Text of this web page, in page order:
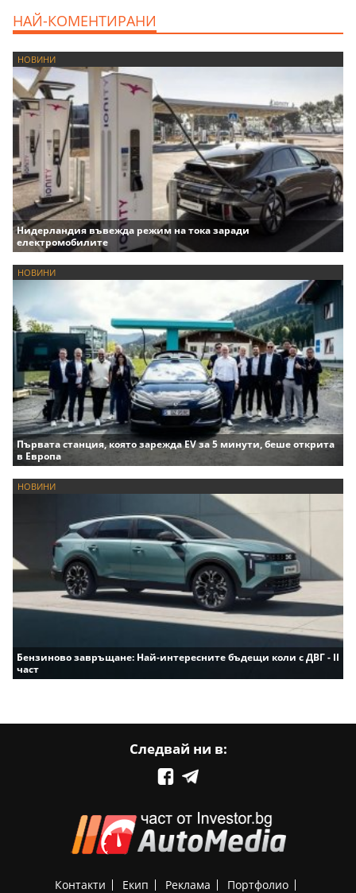
НАЙ-КОМЕНТИРАНИ
НОВИНИ
Нидерландия въвежда режим на тока заради
електромобилите
НОВИНИ
Първата станция, която зарежда EV за 5 минути, беше открита
в Европа
НОВИНИ
Бензиново завръщане: Най-интересните бъдещи коли с ДВГ - II
част
Следвай ни в:
Контакти Екип Реклама
Портфолио